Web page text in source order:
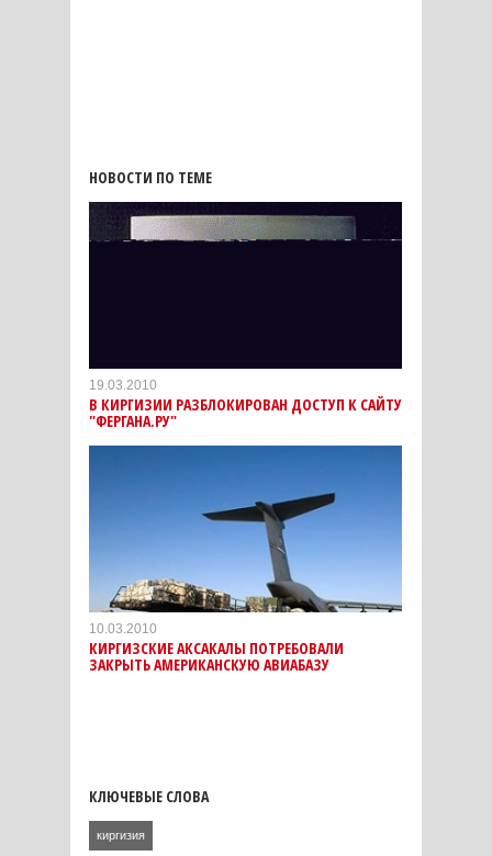
НОВОСТИ ПО ТЕМЕ
19.03.2010
В КИРГИЗИИ РАЗБЛОКИРОВАН ДОСТУП К САЙТУ
"ФЕРГАНА.РУ"
10.03.2010
КИРГИЗСКИЕ АКСАКАЛЫ ПОТРЕБОВАЛИ
ЗАКРЫТЬ АМЕРИКАНСКУЮ АВИАБАЗУ
КЛЮЧЕВЫЕ СЛОВА
киргизия